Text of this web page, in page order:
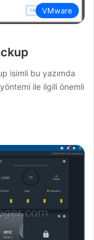
VMware
isimli bu yazımda
ile ilgili önemli